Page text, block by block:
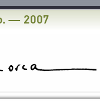
— 2007